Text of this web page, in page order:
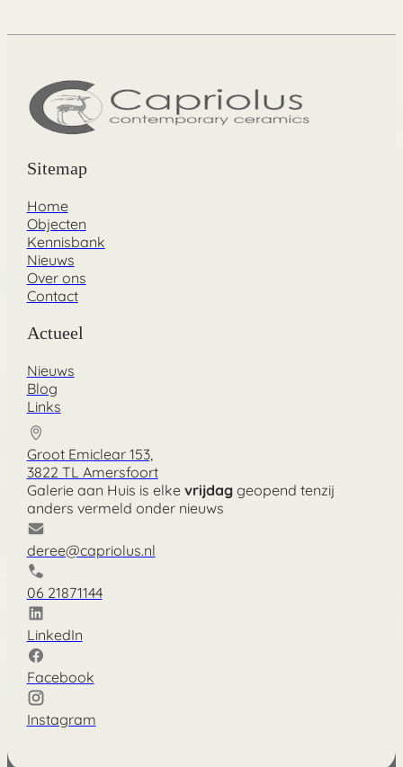
Sitemap
Home
Objecten
Kennisbank
Nieuws
Over ons
Contact
Actueel
Nieuws
Blog
Links
Groot Emiclear 153,
3822 TL Amersfoort
Galerie aan Huis is elke vrijdaggeopend tenzij
anders vermeld onder nieuws
deree@capriolus.nl
06 21871144
LinkedIn
Facebook
Instagram